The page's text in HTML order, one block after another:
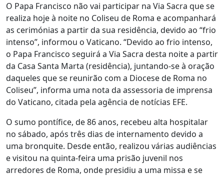
O Papa Francisco não vai participar na Via Sacra que se
realiza hoje à noite no Coliseu de Roma e acompanhará
as cerimónias a partir da sua residência, devido ao “frio
intenso”, informou o Vaticano. “Devido ao frio intenso,
o Papa Francisco seguirá a Via Sacra desta noite a partir
da Casa Santa Marta (residência), juntando-se à oração
daqueles que se reunirão com a Diocese de Roma no
Coliseu”, informa uma nota da assessoria de imprensa
do Vaticano, citada pela agência de notícias EFE.
O sumo pontífice, de 86 anos, recebeu alta hospitalar
no sábado, após três dias de internamento devido a
uma bronquite. Desde então, realizou várias audiências
e visitou na quinta-feira uma prisão juvenil nos
arredores de Roma, onde presidiu a uma missa e se